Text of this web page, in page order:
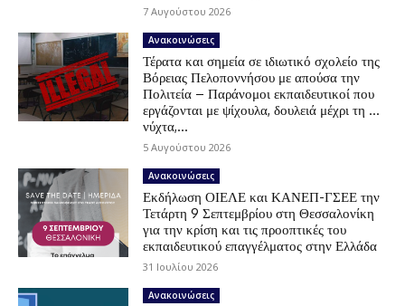
7 Αυγούστου 2026
Ανακοινώσεις
Τέρατα και σημεία σε ιδιωτικό σχολείο της
Βόρειας Πελοποννήσου με απούσα την
Πολιτεία – Παράνομοι εκπαιδευτικοί που
εργάζονται με ψίχουλα, δουλειά μέχρι τη …
νύχτα,...
5 Αυγούστου 2026
Ανακοινώσεις
Εκδήλωση ΟΙΕΛΕ και ΚΑΝΕΠ-ΓΣΕΕ την
Τετάρτη 9 Σεπτεμβρίου στη Θεσσαλονίκη
για την κρίση και τις προοπτικές του
εκπαιδευτικού επαγγέλματος στην Ελλάδα
31 Ιουλίου 2026
Ανακοινώσεις